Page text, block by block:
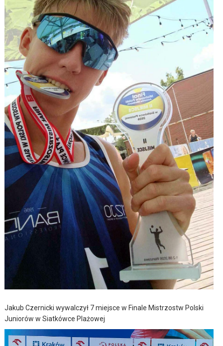
Jakub Czernicki wywalczył 7 miejsce w Finale Mistrzostw Polski
Juniorów w Siatkówce Plażowej